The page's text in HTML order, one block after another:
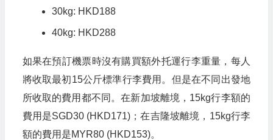
30kg: HKD188
40kg: HKD288
如果在預訂機票時沒有購買額外托運行李重量，每人
將收取最初15公斤標準行李費用。但是在不同出發地
所收取的費用都不同。在新加坡離境，15kg行李額的
費用是SGD30 (HKD171)；在吉隆坡離境，15kg行李
額的費用是MYR80 (HKD153)。